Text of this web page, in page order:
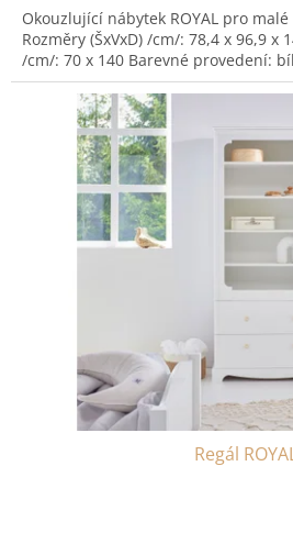
Okouzlující nábytek ROYAL pro
Rozměry (ŠxVxD) /cm/: 78,4 x 96,9 x
/cm/: 70 x 140 Barevné provedení:
Regál